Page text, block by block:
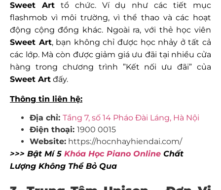
Sweet Arttổ chức. Ví dụ như các tiết mục
flashmob vì môi trường, vì thể thao và các hoạt
động cộng đồng khác. Ngoài ra, với thẻ học viên
Sweet Art, bạn không chỉ được học nhảy ở tất cả
các lớp. Mà còn được giảm giá ưu đãi tại nhiều cửa
hàng trong chương trình ”Kết nối ưu đãi” của
Sweet Art đấy.
Thông tin liên hệ:
Địa chỉ: Tầng 7, số 14 Pháo Đài Láng, Hà Nội
Điện thoại: 1900 0015
Website: https://hocnhayhiendai.com/
>>> Bật Mí 5 Khóa Học Piano Online Chất
Lượng Không Thể Bỏ Qua